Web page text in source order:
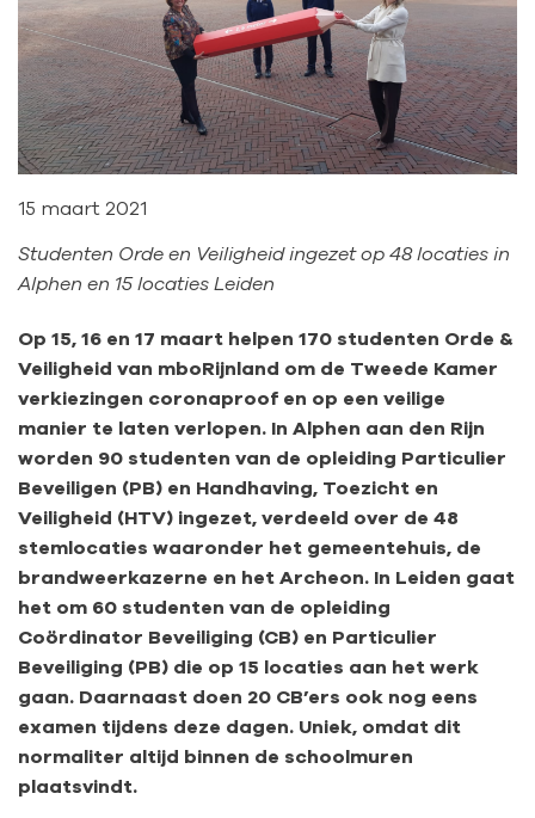
15 maart 2021
Studenten Orde en Veiligheid ingezet op 48 locaties in
Alphen en 15 locaties Leiden
Op 15, 16 en 17 maart helpen 170 studenten Orde &
Veiligheid van mboRijnland om de Tweede Kamer
verkiezingen coronaproof en op een veilige
manier te laten verlopen. In Alphen aan den Rijn
worden 90 studenten van de opleiding Particulier
Beveiligen (PB) en Handhaving, Toezicht en
Veiligheid (HTV) ingezet, verdeeld over de 48
stemlocaties waaronder het gemeentehuis, de
brandweerkazerne en het Archeon. In Leiden gaat
het om 60 studenten van de opleiding
Coördinator Beveiliging (CB) en Particulier
Beveiliging (PB) die op 15 locaties aan het werk
gaan. Daarnaast doen 20 CB’ers ook nog eens
examen tijdens deze dagen. Uniek, omdat dit
normaliter altijd binnen de schoolmuren
plaatsvindt.